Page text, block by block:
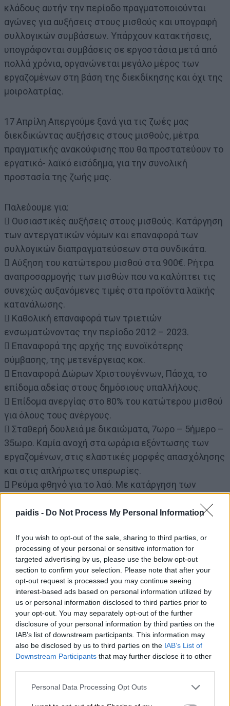
paidis - Do Not Process My Personal Information
If you wish to opt-out of the sale, sharing to third parties, or
processing of your personal or sensitive information for
targeted advertising by us, please use the below opt-out
section to confirm your selection. Please note that after your
opt-out request is processed you may continue seeing
interest-based ads based on personal information utilized by
us or personal information disclosed to third parties prior to
your opt-out. You may separately opt-out of the further
disclosure of your personal information by third parties on the
IAB’s list of downstream participants. This information may
also be disclosed by us to third parties on the IAB’s List of
Downstream Participants that may further disclose it to other
Personal Data Processing Opt Outs
κλάδους αυτήν την περίοδο πραγματοποιούνται
αγώνες για αυξήσεις στους μισθούς και υπογραφή
συλλογικών συμβάσεων. Υπάρχουν κατακτήσεις,
υπογράφονται συμβάσεις σε εργοστάσια μετά από
πολλά χρόνια, οργανώνεται μεγάλο μέρος των
εργαζομένων στη βάση της διεκδίκησης και όχι της
μοιρολατρίας.
17 Απρίλη Απεργούμε ξανά για τις ζωές μας
διεκδικώντας αυξήσεις στους μισθούς, μέτρα
πραγματικής ανακούφισης που θα προστατεύουν το
εργατικό- λαϊκό εισόδημα, για την συνολική
προστασία της ζωής μας.
Παλεύουμε για:
 Ουσιαστικές αυξήσεις στους μισθούς. Κατάργηση
των αντεργατικών νόμων και επαναφορά των
συλλογικών διαπραγματεύσεων στα συνδικάτα.
 Αύξηση του κατώτερου μισθού στα 900€. Ρήτρα
αναπροσαρμογής των μισθών που να καλύπτει τις
συνεχώς αυξανόμενες τιμές στα προϊόντα λαϊκής
κατανάλωσης.
 Καθολική επαναφορά των τριετιών
ενσωματώνοντας την περίοδο 2012 – 2023.
 Επαναφορά της αρχής της ευνοϊκότερης
σύμβασης, της μετενέργειας κοκ.
 Επαναφορά Δώρων Χριστουγέννων, Πάσχα, το
επίδομα αδείας στους δημόσιους υπαλλήλους.
 Επίδομα ανεργίας στο 80% του κατώτερου μισθού
για όλους τους ανέργους.
 Σταθερή δουλειά με δικαιώματα, 7ωρο – 5ήμερο –
35ωρο. Καμία ανοχή στα ωράρια εξόντωσης των
εργαζομένων, στις ελαστικές μορφές απασχόλησης
και στις απλήρωτες υπερωρίες.
 Ρεύμα φθηνό για το λαό. Με κατάργηση των
ενέργειας και των καυσίμων. Κατάργηση του
 Κατάργηση του ΦΠΑ και πλαφόν στις τιμές των
προϊόντων πλατιάς λαϊκής κατανάλωσης όπως τα
τρόφιμα, τα βρεφικά είδη, είδη προσωπικής
υγιεινής κ.α
 Αφορολόγητο όριο 12.000€ προσαυξημένο κατά
3.000€ για κάθε παιδί. Κατάργηση των τεκμηρίων
διαβίωσης.
 Κατάργηση του ΕΝΦΙΑ για τα εργατικά νοικοκυριά.
 Άμεσες αποζημιώσεις στο 100% των
 Τώρα έργα αποκατάστασης και αντιπλημμυρικής